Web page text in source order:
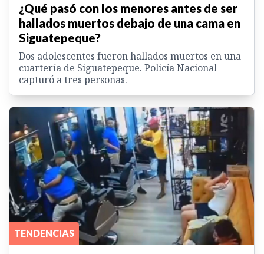
¿Qué pasó con los menores antes de ser
hallados muertos debajo de una cama en
Siguatepeque?
Dos adolescentes fueron hallados muertos en una
cuartería de Siguatepeque. Policía Nacional
capturó a tres personas.
TENDENCIAS